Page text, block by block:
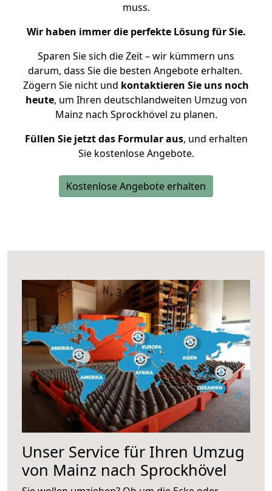
muss.
Wir haben immer die perfekte Lösung für Sie.
Sparen Sie sich die Zeit – wir kümmern uns
darum, dass Sie die besten Angebote erhalten.
Zögern Sie nicht und kontaktieren Sie uns noch
heute, um Ihren deutschlandweiten Umzug von
Mainz nach Sprockhövel zu planen.
Füllen Sie jetzt das Formular aus, und erhalten
Sie kostenlose Angebote.
Kostenlose Angebote erhalten
Unser Service für Ihren Umzug
von Mainz nach Sprockhövel